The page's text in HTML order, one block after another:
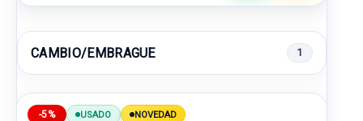
CAMBIO/EMBRAGUE 1
-5% USADO NOVEDAD